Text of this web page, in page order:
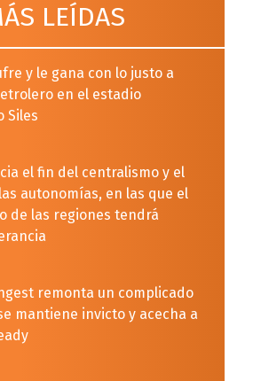
LEÍDAS
y le gana con lo justo a
en el estadio
Siles
el fin del centralismo y el
autonomías, en las que el
de las regiones tendrá
remonta un complicado
mantiene invicto y acecha a